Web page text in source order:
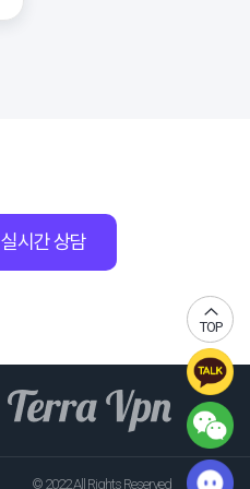
TOP
실시간 상담
© 2022 All Rights Reserved